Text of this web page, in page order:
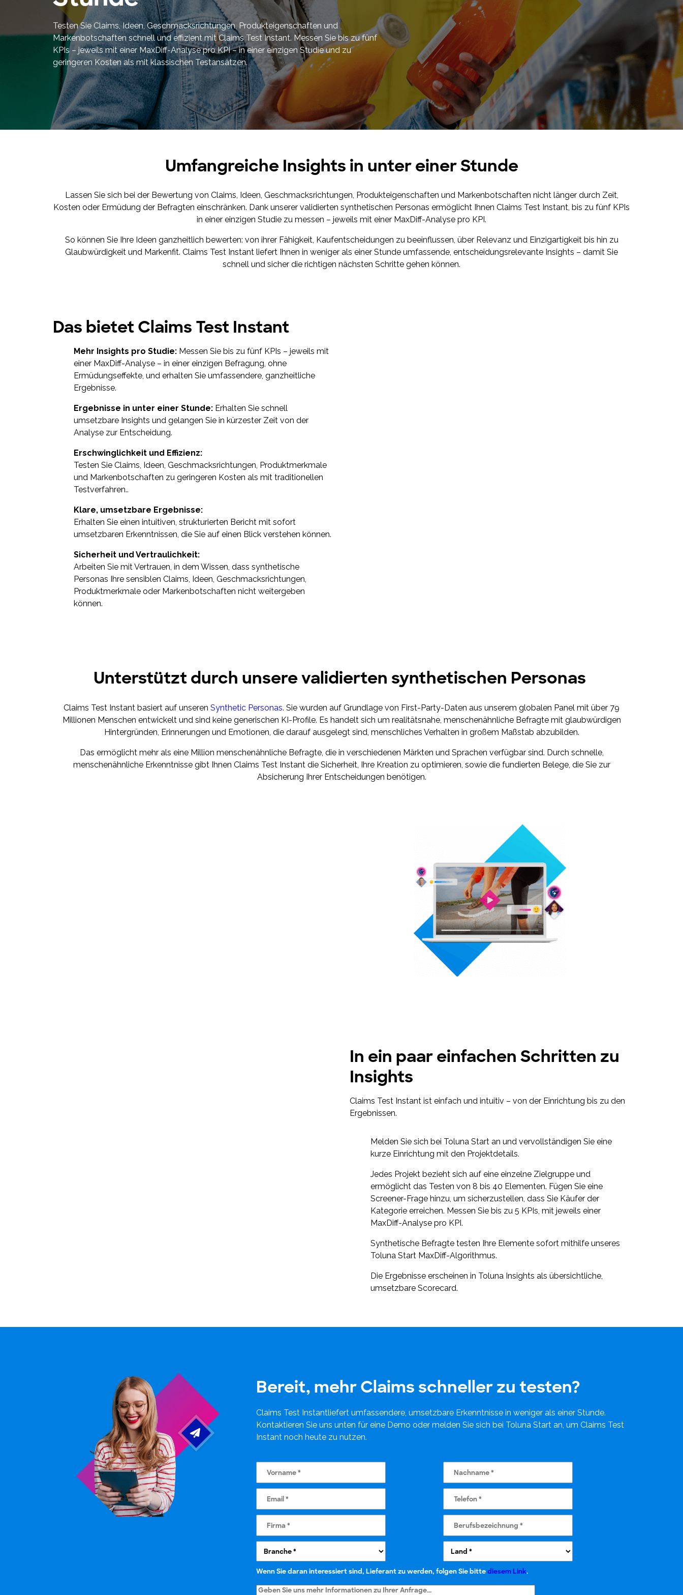
und die Conversion steigern.
Toluna Start Academy
Lernen Sie Toluna Start optimal
einzusetzen und erzielen Sie mit der
Toluna Start Academy noch mehr Wirkung
aus Ihren Research-Projekten.
Testen Sie Claims, Ideen, Geschmacksrichtungen, Produkteigenschaften und
Markenbotschaften schnell und effizient mit Claims Test Instant. Messen Sie bis zu fünf
KPIs – jeweils mit einer MaxDiff-Analyse pro KPI – in einer einzigen Studie und zu
geringeren Kosten als mit klassischen Testansätzen.
Umfangreiche Insights in unter einerStunde
Lassen Sie sich bei der Bewertung von Claims, Ideen, Geschmacksrichtungen, Produkteigenschaften und Markenbotschaften nicht länger durch Zeit,
Kosten oder Ermüdung der Befragten einschränken. Dank unserer validierten synthetischen Personas ermöglicht Ihnen Claims Test Instant, bis zu fünf KPIs
in einer einzigen Studie zu messen – jeweils mit einer MaxDiff-Analyse pro KPI.
So können Sie Ihre Ideen ganzheitlich bewerten: von ihrer Fähigkeit, Kaufentscheidungen zu beeinflussen, über Relevanz und Einzigartigkeit bis hin zu
Glaubwürdigkeit und Markenfit. Claims Test Instant liefert Ihnen in weniger als einer Stunde umfassende, entscheidungsrelevante Insights – damit Sie
schnell und sicher die richtigen nächsten Schritte gehen können.
Das bietet Claims Test Instant
Mehr Insights pro Studie: Messen Sie bis zu fünf KPIs – jeweils mit
einer MaxDiff-Analyse – in einer einzigen Befragung, ohne
Ermüdungseffekte, und erhalten Sie umfassendere, ganzheitliche
Ergebnisse.
Ergebnisse in unter einer Stunde: Erhalten Sie schnell
umsetzbare Insights und gelangen Sie in kürzester Zeit von der
Analyse zur Entscheidung.
Erschwinglichkeit und Effizienz:
Testen Sie Claims, Ideen, Geschmacksrichtungen, Produktmerkmale
und Markenbotschaften zu geringeren Kosten als mit traditionellen
Testverfahren..
Klare, umsetzbare Ergebnisse:
Erhalten Sie einen intuitiven, strukturierten Bericht mit sofort
umsetzbaren Erkenntnissen, die Sie auf einen Blick verstehen können.
Sicherheit und Vertraulichkeit:
Arbeiten Sie mit Vertrauen, in dem Wissen, dass synthetische
Personas Ihre sensiblen Claims, Ideen, Geschmacksrichtungen,
Produktmerkmale oder Markenbotschaften nicht weitergeben
können.
Unterstützt durch unsere validierten synthetischen Personas
Claims Test Instant basiert auf unseren Synthetic Personas. Sie wurden auf Grundlage von First-Party-Daten aus unserem globalen Panel mit über 79
Millionen Menschen entwickelt und sind keine generischen KI-Profile. Es handelt sich um realitätsnahe, menschenähnliche Befragte mit glaubwürdigen
Hintergründen, Erinnerungen und Emotionen, die darauf ausgelegt sind, menschliches Verhalten in großem Maßstab abzubilden.
Das ermöglicht mehr als eine Million menschenähnliche Befragte, die in verschiedenen Märkten und Sprachen verfügbar sind. Durch schnelle,
menschenähnliche Erkenntnisse gibt Ihnen Claims Test Instant die Sicherheit, Ihre Kreation zu optimieren, sowie die fundierten Belege, die Sie zur
Absicherung Ihrer Entscheidungen benötigen.
In ein paar einfachen Schritten zu
Insights
Claims Test Instant ist einfach und intuitiv – von der Einrichtung bis zu den
Ergebnissen.
Melden Sie sich bei Toluna Start an und vervollständigen Sie eine
kurze Einrichtung mit den Projektdetails.
Jedes Projekt bezieht sich auf eine einzelne Zielgruppe und
ermöglicht das Testen von 8 bis 40 Elementen. Fügen Sie eine
Screener-Frage hinzu, um sicherzustellen, dass Sie Käufer der
Kategorie erreichen. Messen Sie bis zu 5 KPIs, mit jeweils einer
MaxDiff-Analyse pro KPI.
Synthetische Befragte testen Ihre Elemente sofort mithilfe unseres
Toluna Start MaxDiff-Algorithmus.
Die Ergebnisse erscheinen in Toluna Insights als übersichtliche,
umsetzbare Scorecard.
Bereit, mehr Claims schneller zu testen?
Claims Test Instantliefert umfassendere, umsetzbare Erkenntnisse in weniger als einer Stunde.
Kontaktieren Sie uns unten für eine Demo oder melden Sie sich bei Toluna Start an, um Claims Test
Instant noch heute zu nutzen.
Wenn Sie daran interessiert sind, Lieferant zu werden, folgen Sie bittediesem Link.